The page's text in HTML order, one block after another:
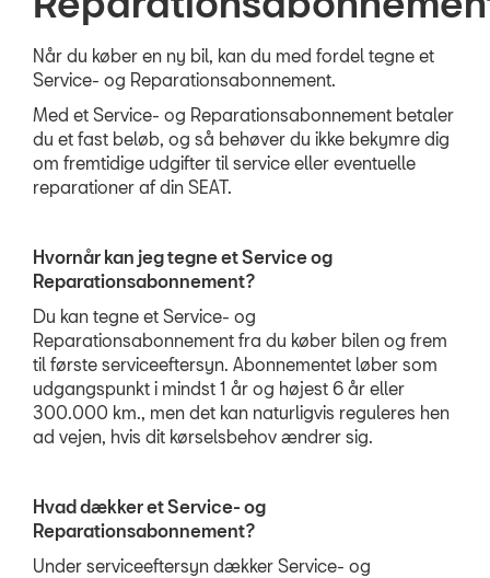
Kontrol af udstyr
Prismatch
MinSEAT
TILBEHØR
RESERVEDELE
Når du køber en ny bil, kan du med fordel tegne et
Service- og Reparationsabonnement.
Med et Service- og Reparationsabonnement betaler
du et fast beløb, og så behøver du ikke bekymre dig
om fremtidige udgifter til service eller eventuelle
reparationer af din SEAT.
Hvornår kan jeg tegne et Service og
Reparationsabonnement?
Du kan tegne et Service- og
Reparationsabonnement fra du køber bilen og frem
til første serviceeftersyn. Abonnementet løber som
udgangspunkt i mindst 1 år og højest 6 år eller
300.000 km., men det kan naturligvis reguleres hen
ad vejen, hvis dit kørselsbehov ændrer sig.
Hvad dækker et Service- og
Reparationsabonnement?
Under serviceeftersyn dækker Service- og